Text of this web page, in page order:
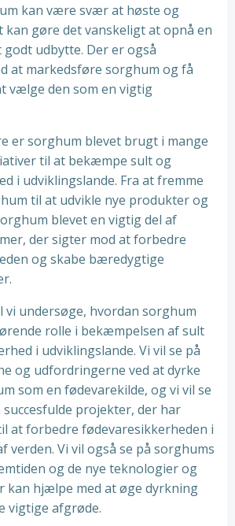
kan være svær at høste og
kan gøre det vanskeligt at opnå en
udbytte. Der er også
at markedsføre sorghum og få
vælge den som en vigtig
er sorghum blevet brugt i mange
til at bekæmpe sult og
i udviklingslande. Fra at fremme
til at udvikle nye produkter og
blevet en vigtig del af
der sigter mod at forbedre
og skabe bæredygtige
vi undersøge, hvordan sorghum
rolle i bekæmpelsen af sult
i udviklingslande. Vi vil se på
og udfordringerne ved at dyrke
som en fødevarekilde, og vi vil se
succesfulde projekter, der har
at forbedre fødevaresikkerheden i
verden. Vi vil også se på sorghums
og de nye teknologier og
kan hjælpe med at øge dyrkning
vigtige afgrøde.